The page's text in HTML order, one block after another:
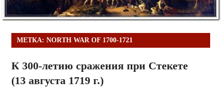
МЕТКА: NORTH WAR OF 1700-1721
К 300-летию сражения при Стекете
(13 августа 1719 г.)